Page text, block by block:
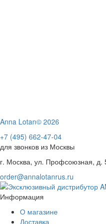
Anna Lotan© 2026
+7 (495) 662-47-04
для звонков из Москвы
г. Москва, ул. Профсоюзная,
order@annalotanrus.ru
Информация
О магазине
Доставка